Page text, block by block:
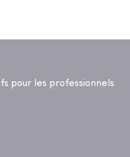
pour les professionnels